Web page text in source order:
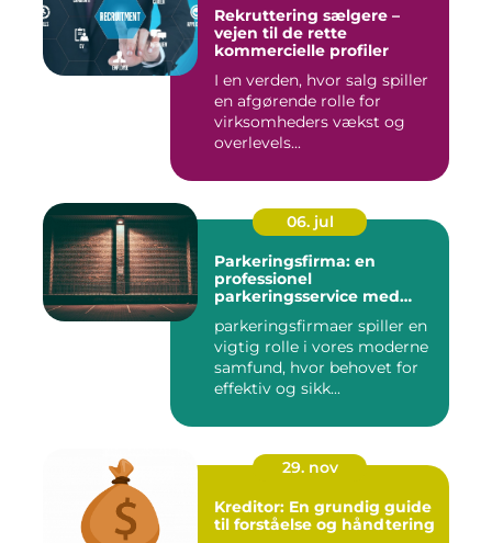
Rekruttering sælgere –
vejen til de rette
kommercielle profiler
I en verden, hvor salg spiller
en afgørende rolle for
virksomheders vækst og
overlevels...
06. jul
Parkeringsfirma: en
professionel
parkeringsservice med
parkeringsfirmaer spiller en
vigtig rolle i vores moderne
samfund, hvor behovet for
effektiv og sikk...
29. nov
Kreditor: En grundig guide
til forståelse og håndtering